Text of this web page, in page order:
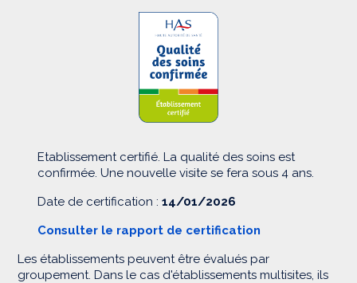
Etablissement certifié. La qualité des soins est
confirmée. Une nouvelle visite se fera sous 4 ans.
Date de certification : 14/01/2026
Consulter le rapport de certification
Les établissements peuvent être évalués par
groupement. Dans le cas d'établissements multisites, ils